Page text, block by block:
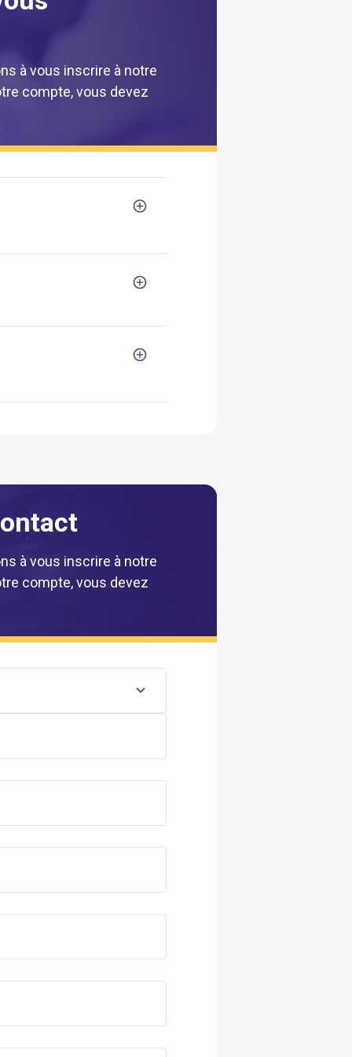
à vous inscrire à notre
compte, vous devez
à vous inscrire à notre
compte, vous devez